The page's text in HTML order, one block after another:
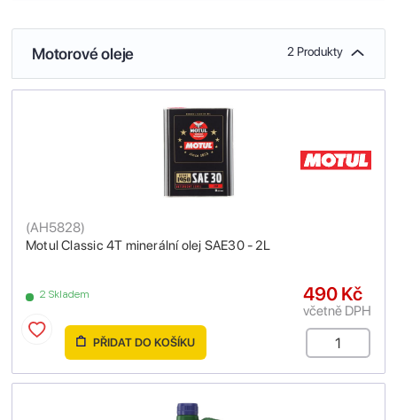
Motorové oleje 2 Produkty
Motul Classic 4T minerální olej SAE30 - 2L
(AH5828)
2 Skladem 490 Kč
včetně DPH
PŘIDAT DO KOŠÍKU